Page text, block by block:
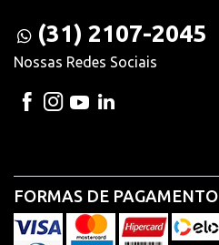
(31) 2107-2045
Nossas Redes Sociais
FORMAS DE PAGAMENTO